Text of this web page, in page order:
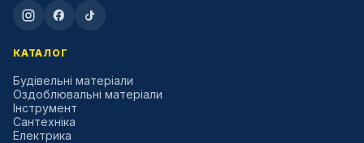
КАТАЛОГ
Будівельні матеріали
Оздоблювальні матеріали
Інструмент
Сантехніка
Електрика